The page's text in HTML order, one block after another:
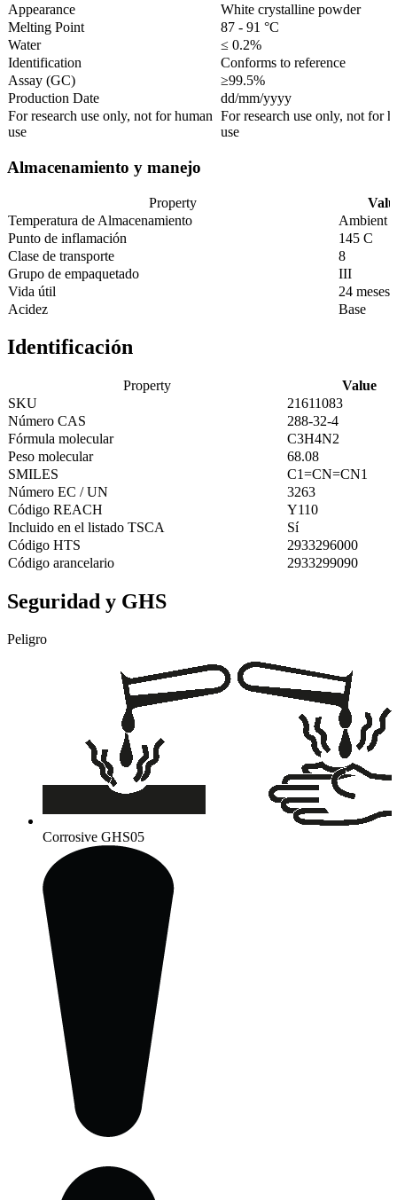
Appearance
White crystalline powder
Melting Point
87 - 91 °C
Water
≤ 0.2%
Identification
Conforms to reference
Assay (GC)
≥99.5%
Production Date
dd/mm/yyyy
For research use only, not for human
use
For research use only, not for
use
Almacenamiento y manejo
Property
Temperatura de Almacenamiento
Ambient
Punto de inflamación
145 C
Clase de transporte
8
Grupo de empaquetado
III
Vida útil
24 meses
Acidez
Base
Identificación
Property
Value
SKU
21611083
Número CAS
288-32-4
Fórmula molecular
C3H4N2
Peso molecular
68.08
SMILES
C1=CN=CN1
Número EC / UN
3263
Código REACH
Y110
Incluido en el listado TSCA
Sí
Código HTS
2933296000
Código arancelario
2933299090
Seguridad y GHS
Peligro
Corrosive GHS05